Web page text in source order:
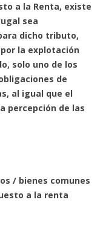
a la Renta, existe
sea
dicho tributo,
la explotación
solo uno de los
de
al igual que el
percepción de las
/ bienes comunes
a la renta